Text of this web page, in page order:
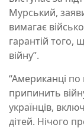
Мурський,
вимагає
гарантій того,
війну”.
“Американці по
припинить
українців,
дітей. Нічого